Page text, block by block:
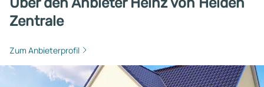
Zentrale
Zum Anbieterprofil